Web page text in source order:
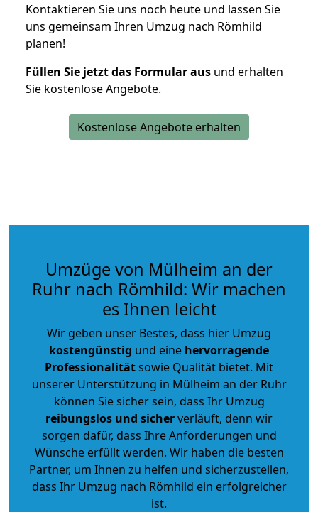
Kontaktieren Sie uns noch heute und lassen Sie
uns gemeinsam Ihren Umzug nach Römhild
planen!
Füllen Sie jetzt das Formular aus und erhalten
Sie kostenlose Angebote.
Kostenlose Angebote erhalten
Umzüge von Mülheim an der
Ruhr nach Römhild: Wir machen
es Ihnen leicht
Wir geben unser Bestes, dass hier Umzug
kostengünstig und eine hervorragende
Professionalitätsowie Qualität bietet. Mit
unserer Unterstützung in Mülheim an der Ruhr
können Sie sicher sein, dass Ihr Umzug
reibungslos und sicherverläuft, denn wir
sorgen dafür, dass Ihre Anforderungen und
Wünsche erfüllt werden. Wir haben die besten
Partner, um Ihnen zu helfen und sicherzustellen,
dass Ihr Umzug nach Römhild ein erfolgreicher
ist.